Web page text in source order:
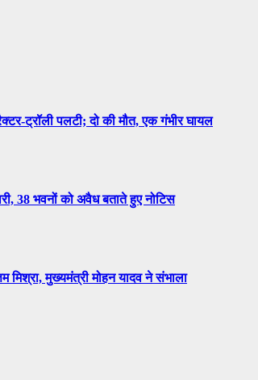
ट्रॉली पलटी; दो की मौत, एक गंभीर घायल
38 भवनों को अवैध बताते हुए नोटिस
मुख्यमंत्री मोहन यादव ने संभाला